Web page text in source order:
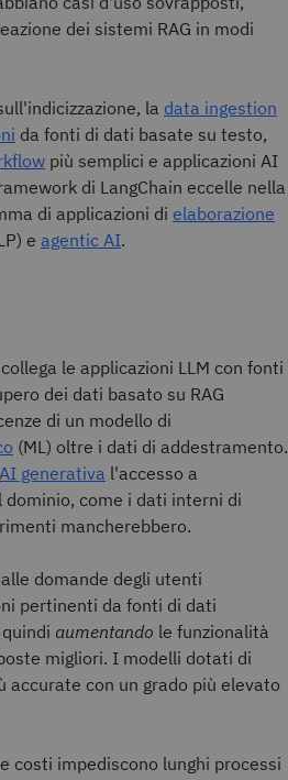
dei sistemi RAG in modi
la data ingestion
da fonti di dati basate su testo,
più semplici e applicazioni AI
di LangChain eccelle nella
di applicazioni di elaborazione
e agentic AI.
le applicazioni LLM con fonti
dei dati basato su RAG
di un modello di
(ML) oltre i dati di addestramento.
AI generativa l'accesso a
dominio, come i dati interni di
mancherebbero.
domande degli utenti
pertinenti da fonti di dati
aumentando le funzionalità
migliori. I modelli dotati di
accurate con un grado più elevato
costi impediscono lunghi processi